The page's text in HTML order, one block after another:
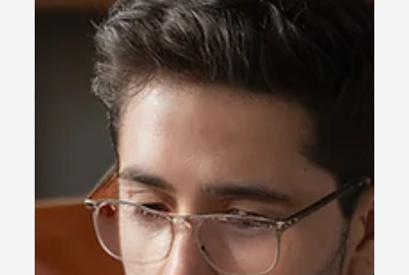
1 de set. de 2025 3 min de leitura
Legislação
MEI: Regularize Suas Dívidas no
Simples Nacional e Evite a Exclusão
Regularize suas dívidas MEI no Simples Nacional até
29/11/2024 e evite exclusão do regime. Conheça as
condições especiais da PGFN.